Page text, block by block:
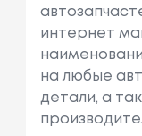
интернет
на любые
детали, а